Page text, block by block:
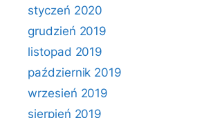
styczeń 2020
grudzień 2019
listopad 2019
październik 2019
wrzesień 2019
sierpień 2019